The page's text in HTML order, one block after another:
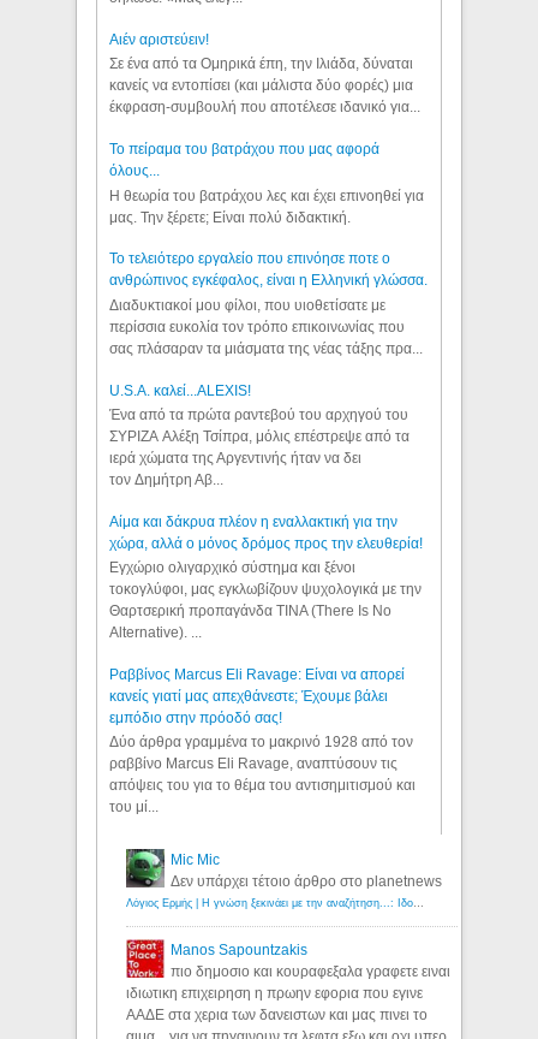
Aιέν αριστεύειν!
Σε ένα από τα Ομηρικά έπη, την Ιλιάδα, δύναται
κανείς να εντοπίσει (και μάλιστα δύο φορές) μια
έκφραση-συμβουλή που αποτέλεσε ιδανικό για...
Το πείραμα του βατράχου που μας αφορά
όλους...
Η θεωρία του βατράχου λες και έχει επινοηθεί για
μας. Την ξέρετε; Είναι πολύ διδακτική.
Το τελειότερο εργαλείο που επινόησε ποτε ο
ανθρώπινος εγκέφαλος, είναι η Ελληνική γλώσσα.
Διαδυκτιακοί μου φίλοι, που υιοθετίσατε με
περίσσια ευκολία τον τρόπο επικοινωνίας που
σας πλάσαραν τα μιάσματα της νέας τάξης πρα...
U.S.A. καλεί...ALEXIS!
Ένα από τα πρώτα ραντεβού του αρχηγού του
ΣΥΡΙΖΑ Αλέξη Τσίπρα, μόλις επέστρεψε από τα
ιερά χώματα της Αργεντινής ήταν να δει
τον Δημήτρη Αβ...
Αίμα και δάκρυα πλέον η εναλλακτική για την
χώρα, αλλά ο μόνος δρόμος προς την ελευθερία!
Εγχώριο ολιγαρχικό σύστημα και ξένοι
τοκογλύφοι, μας εγκλωβίζουν ψυχολογικά με την
Θαρτσερική προπαγάνδα TINA (There Is No
Alternative). ...
Ραββίνος Marcus Eli Ravage: Είναι να απορεί
κανείς γιατί μας απεχθάνεστε; Έχουμε βάλει
εμπόδιο στην πρόοδό σας!
Δύο άρθρα γραμμένα το μακρινό 1928 από τον
ραββίνο Marcus Eli Ravage, αναπτύσουν τις
απόψεις του για το θέμα του αντισημιτισμού και
του μί...
Mic Mic
Δεν υπάρχει τέτοιο άρθρο στο planetnews
Manos Sapountzakis
πιο δημοσιο και κουραφεξαλα γραφετε ειναι
ιδιωτικη επιχειρηση η πρωην εφορια που εγινε
ΑΑΔΕ στα χερια των δανειστων και μας πινει το